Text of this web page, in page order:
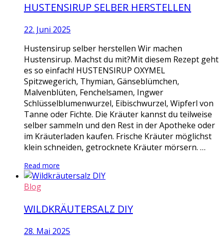
HUSTENSIRUP SELBER HERSTELLEN
22. Juni 2025
Hustensirup selber herstellen Wir machen
Hustensirup. Machst du mit?Mit diesem Rezept geht
es so einfach! HUSTENSIRUP OXYMEL
Spitzwegerich, Thymian, Gänseblümchen,
Malvenblüten, Fenchelsamen, Ingwer
Schlüsselblumenwurzel, Eibischwurzel, Wipferl von
Tanne oder Fichte. Die Kräuter kannst du teilweise
selber sammeln und den Rest in der Apotheke oder
im Kräuterladen kaufen. Frische Kräuter möglichst
klein schneiden, getrocknete Kräuter mörsern. …
Read more
Blog
WILDKRÄUTERSALZ DIY
28. Mai 2025